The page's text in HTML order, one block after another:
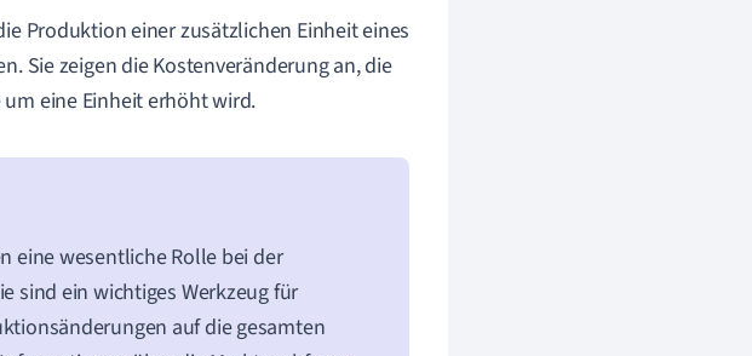
Produktion einer zusätzlichen Einheit eines
Sie zeigen die Kostenveränderung an, die
eine Einheit erhöht wird.
eine wesentliche Rolle bei der
sind ein wichtiges Werkzeug für
auf die gesamten